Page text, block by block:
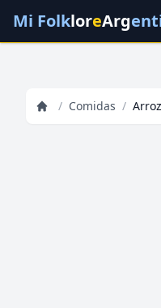
Mi FolkloreArg
/ Comidas /